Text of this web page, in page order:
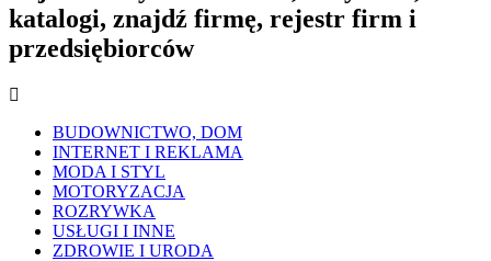
katalogi, znajdź firmę, rejestr firm i
przedsiębiorców
BUDOWNICTWO, DOM
INTERNET I REKLAMA
MODA I STYL
MOTORYZACJA
ROZRYWKA
USŁUGI I INNE
ZDROWIE I URODA